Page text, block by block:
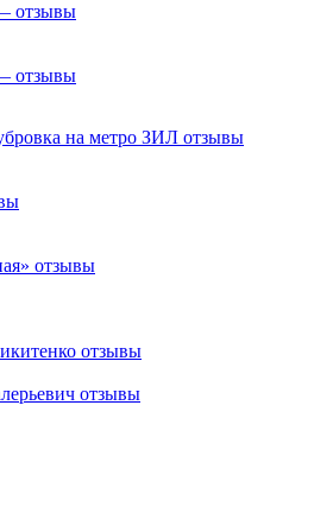
отзывы
отзывы
на метро ЗИЛ отзывы
отзывы
отзывы
отзывы